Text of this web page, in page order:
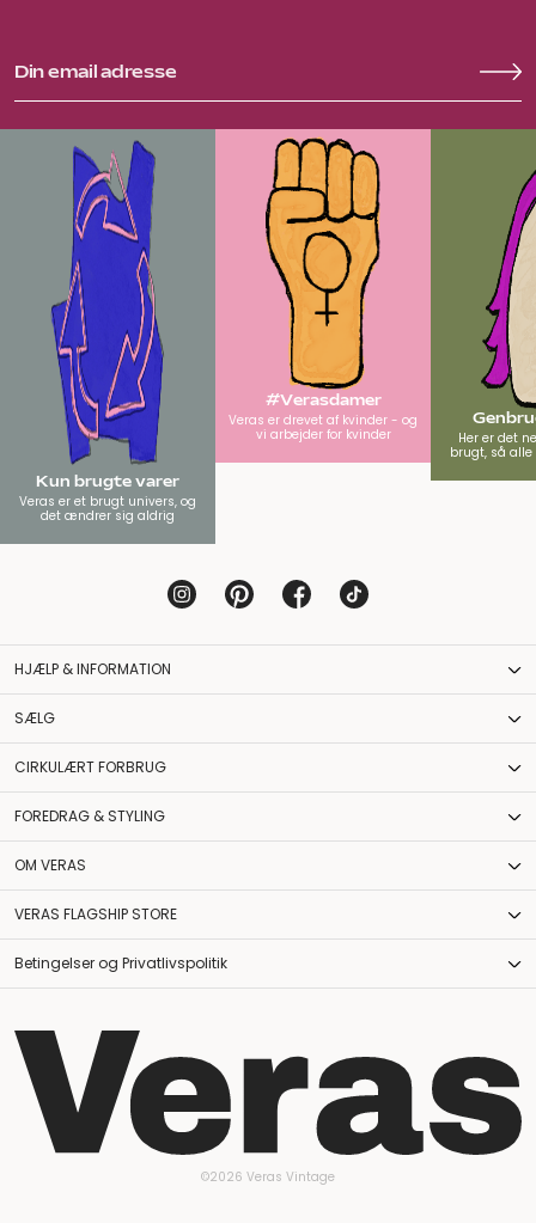
Kun brugte varer
Veras er et brugt univers, og
det ændrer sig aldrig
#Verasdamer
Veras er drevet af kvinder - og
vi arbejder for kvinder
Her er det
brugt, så
HJÆLP & INFORMATION
SÆLG
CIRKULÆRT FORBRUG
FOREDRAG & STYLING
OM VERAS
VERAS FLAGSHIP STORE
Betingelser og Privatlivspolitik
©2026 Veras Vintage